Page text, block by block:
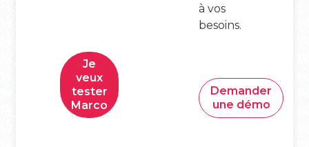
Je
veux
tester
Marco
à vos
besoins.
Demander
une démo